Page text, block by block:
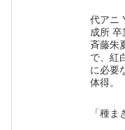
代アニ
成所 卒
斉藤朱
で、紅
に必要
体得。
「種